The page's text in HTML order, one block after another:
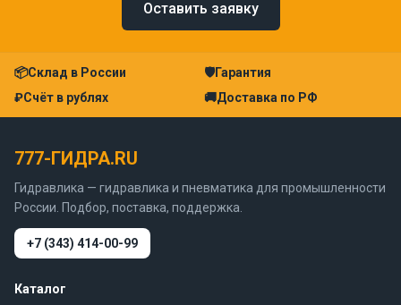
Оставить заявку
📦Склад в России 🛡Гарантия
₽Счёт в рублях 🚚Доставка по РФ
777-ГИДРА.RU
Гидравлика — гидравлика и пневматика для промышленности
России. Подбор, поставка, поддержка.
+7 (343) 414-00-99
Каталог